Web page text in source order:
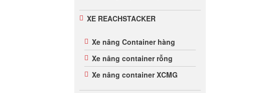
XE REACHSTACKER
Xe nâng Container hàng
Xe nâng container rỗng
Xe nâng container XCMG